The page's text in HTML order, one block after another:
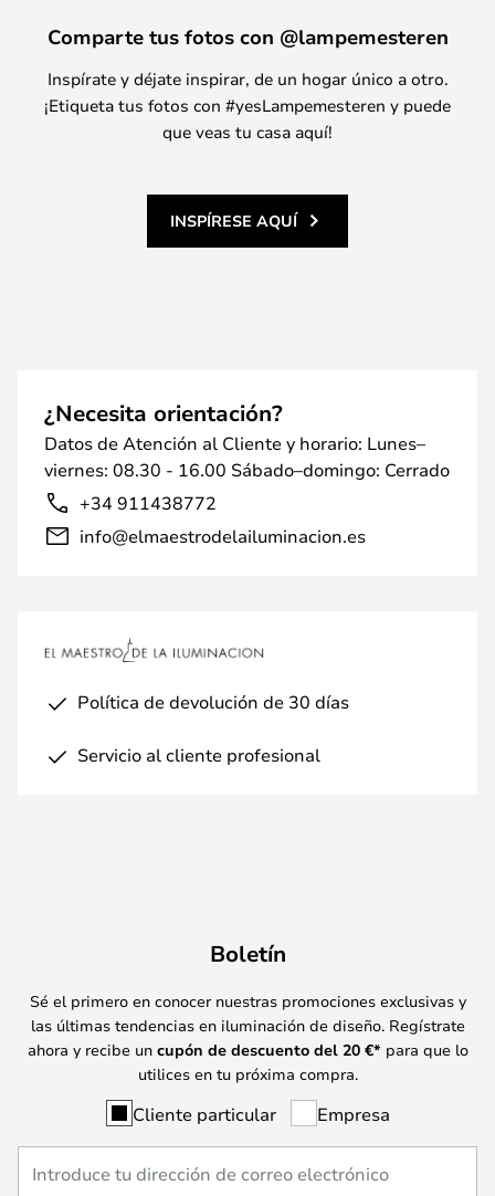
Comparte tus fotos con @lampemesteren
Inspírate y déjate inspirar, de un hogar único a otro.
¡Etiqueta tus fotos con #yesLampemesteren y puede
que veas tu casa aquí!
INSPÍRESE AQUÍ
¿Necesita orientación?
Datos de Atención al Cliente y horario: Lunes–
viernes: 08.30 - 16.00 Sábado–domingo: Cerrado
+34 911438772
info@elmaestrodelailuminacion.es
Política de devolución de 30 días
Servicio al cliente profesional
Boletín
Sé el primero en conocer nuestras promociones exclusivas y
las últimas tendencias en iluminación de diseño. Regístrate
ahora y recibe un cupón de descuento del 20 €* para que lo
utilices en tu próxima compra.
Cliente particular Empresa